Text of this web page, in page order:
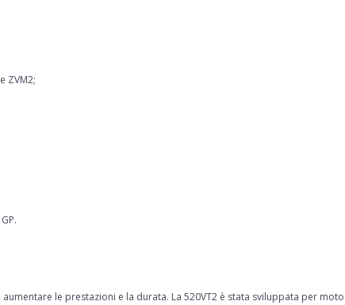
ZVM2;
le prestazioni e la durata. La 520VT2 è stata sviluppata per